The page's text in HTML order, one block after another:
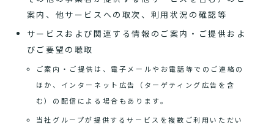
案内、他サービスへの取次、利用状況の確認等
サービスおよび関連する情報のご案内・ご提供およ
びご要望の聴取
ご案内・ご提供は、電子メールやお電話等でのご連絡の
ほか、インターネット広告（ターゲティング広告を含
む）の配信による場合もあります。
当社グループが提供するサービスを複数ご利用いただい